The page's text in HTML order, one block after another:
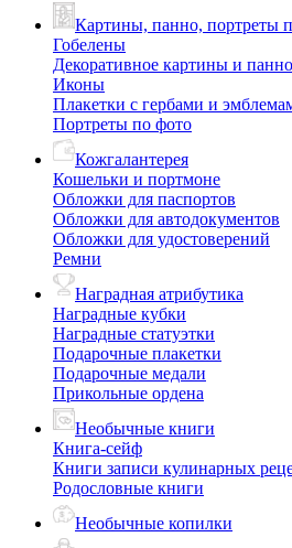
Картины, панно, портреты
Гобелены
Декоративное картины и панно
Иконы
Плакетки с гербами и
Портреты по фото
Кожгалантерея
Кошельки и портмоне
Обложки для паспортов
Обложки для автодокументов
Обложки для удостоверений
Ремни
Наградная атрибутика
Наградные кубки
Наградные статуэтки
Подарочные плакетки
Подарочные медали
Прикольные ордена
Необычные книги
Книга-сейф
Книги записи кулинарных
Родословные книги
Необычные копилки